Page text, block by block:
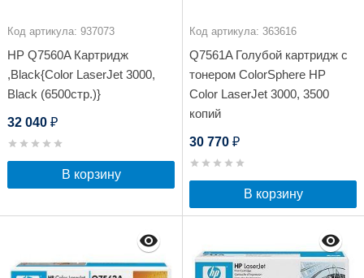
Код артикула: 937073
HP Q7560A Картридж
,Black{Color LaserJet 3000,
Black (6500стр.)}
32 040 ₽
В корзину
Код артикула: 363616
Q7561A Голубой картридж с
тонером ColorSphere HP
Color LaserJet 3000, 3500
копий
30 770 ₽
В корзину